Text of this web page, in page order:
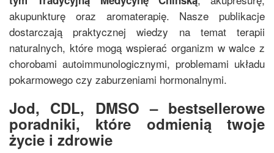
akupunkturę oraz aromaterapię. Nasze publikacje
dostarczają praktycznej wiedzy na temat terapii
naturalnych, które mogą wspierać organizm w walce z
chorobami autoimmunologicznymi, problemami układu
pokarmowego czy zaburzeniami hormonalnymi.
Jod, CDL, DMSO – bestsellerowe
poradniki, które odmienią twoje
życie i zdrowie